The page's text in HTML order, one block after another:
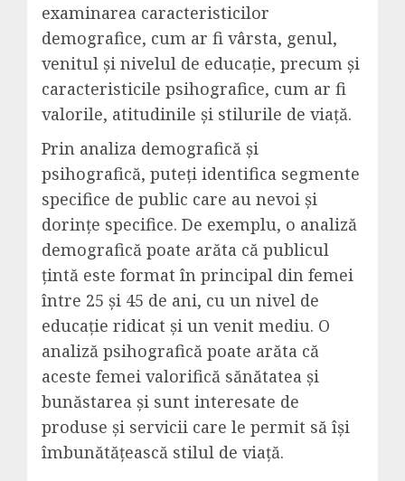
examinarea caracteristicilor
demografice, cum ar fi vârsta, genul,
venitul și nivelul de educație, precum și
caracteristicile psihografice, cum ar fi
valorile, atitudinile și stilurile de viață.
Prin analiza demografică și
psihografică, puteți identifica segmente
specifice de public care au nevoi și
dorințe specifice. De exemplu, o analiză
demografică poate arăta că publicul
țintă este format în principal din femei
între 25 și 45 de ani, cu un nivel de
educație ridicat și un venit mediu. O
analiză psihografică poate arăta că
aceste femei valorifică sănătatea și
bunăstarea și sunt interesate de
produse și servicii care le permit să își
îmbunătățească stilul de viață.